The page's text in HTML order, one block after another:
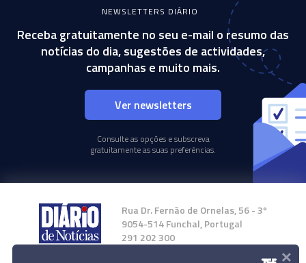
NEWSLETTERS DIÁRIO
Receba gratuitamente no seu e-mail o resumo das
notícias do dia, sugestões de actividades,
campanhas e muito mais.
Ver newsletters
Consulte as opções e subscreva
gratuitamente as suas preferências.
Rua Dr. Fernão de Ornelas, 56 - 3º
9054-514 Funchal, Portugal
291 202 300
×